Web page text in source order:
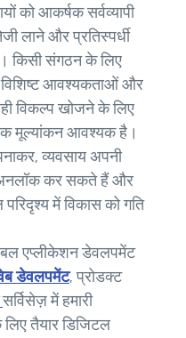
को आकर्षक सर्वव्यापी
लाने और प्रतिस्पर्धी
किसी संगठन के लिए
आवश्यकताओं और
विकल्प खोजने के लिए
मूल्यांकन आवश्यक है।
व्यवसाय अपनी
अनलॉक कर सकते हैं और
में विकास को गति
एप्लीकेशन डेवलपमेंट
डेवलपमेंट, प्रोडक्ट
सर्विसेज़ में हमारी
लिए तैयार डिजिटल